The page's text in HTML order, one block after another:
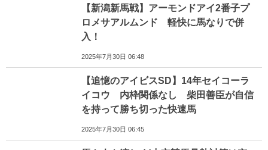
【新潟新馬戦】アーモンドアイ2番子プ
ロメサアルムンド 軽快に馬なりで併
入！
2025年7月30日 06:48
【追憶のアイビスSD】14年セイコーラ
イコウ 内枠関係なし 柴田善臣が自信
を持って勝ち切った快速馬
2025年7月30日 06:45